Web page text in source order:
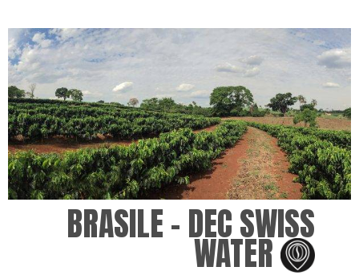
BRASILE – DEC SWISS
WATER